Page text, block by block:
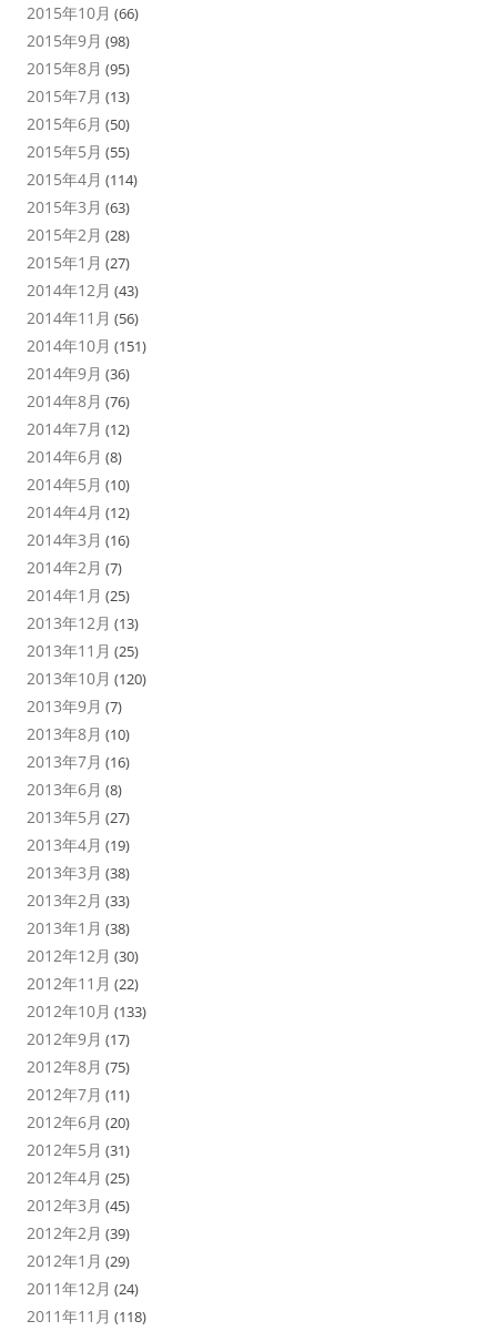
2015年10月 (66)
2015年9月 (98)
2015年8月 (95)
2015年7月 (13)
2015年6月 (50)
2015年5月 (55)
2015年4月 (114)
2015年3月 (63)
2015年2月 (28)
2015年1月 (27)
2014年12月 (43)
2014年11月 (56)
2014年10月 (151)
2014年9月 (36)
2014年8月 (76)
2014年7月 (12)
2014年6月 (8)
2014年5月 (10)
2014年4月 (12)
2014年3月 (16)
2014年2月 (7)
2014年1月 (25)
2013年12月 (13)
2013年11月 (25)
2013年10月 (120)
2013年9月 (7)
2013年8月 (10)
2013年7月 (16)
2013年6月 (8)
2013年5月 (27)
2013年4月 (19)
2013年3月 (38)
2013年2月 (33)
2013年1月 (38)
2012年12月 (30)
2012年11月 (22)
2012年10月 (133)
2012年9月 (17)
2012年8月 (75)
2012年7月 (11)
2012年6月 (20)
2012年5月 (31)
2012年4月 (25)
2012年3月 (45)
2012年2月 (39)
2012年1月 (29)
2011年12月 (24)
2011年11月 (118)